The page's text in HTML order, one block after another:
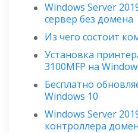
Windows Server
сервер без домена
Из чего состоит
Установка
3100MFP на
Бесплатно
Windows 10
Windows Server
контроллера